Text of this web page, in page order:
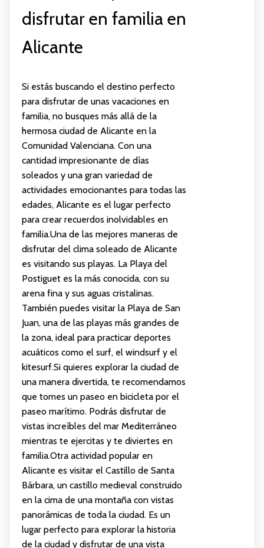
disfrutar en familia en
Alicante
Si estás buscando el destino perfecto
para disfrutar de unas vacaciones en
familia, no busques más allá de la
hermosa ciudad de Alicante en la
Comunidad Valenciana. Con una
cantidad impresionante de días
soleados y una gran variedad de
actividades emocionantes para todas las
edades, Alicante es el lugar perfecto
para crear recuerdos inolvidables en
familia.Una de las mejores maneras de
disfrutar del clima soleado de Alicante
es visitando sus playas. La Playa del
Postiguet es la más conocida, con su
arena fina y sus aguas cristalinas.
También puedes visitar la Playa de San
Juan, una de las playas más grandes de
la zona, ideal para practicar deportes
acuáticos como el surf, el windsurf y el
kitesurf.Si quieres explorar la ciudad de
una manera divertida, te recomendamos
que tomes un paseo en bicicleta por el
paseo marítimo. Podrás disfrutar de
vistas increíbles del mar Mediterráneo
mientras te ejercitas y te diviertes en
familia.Otra actividad popular en
Alicante es visitar el Castillo de Santa
Bárbara, un castillo medieval construido
en la cima de una montaña con vistas
panorámicas de toda la ciudad. Es un
lugar perfecto para explorar la historia
de la ciudad y disfrutar de una vista